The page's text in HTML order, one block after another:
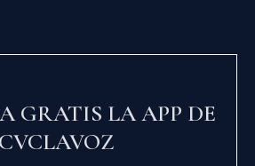
GRATIS LA APP DE
CVCLAVOZ